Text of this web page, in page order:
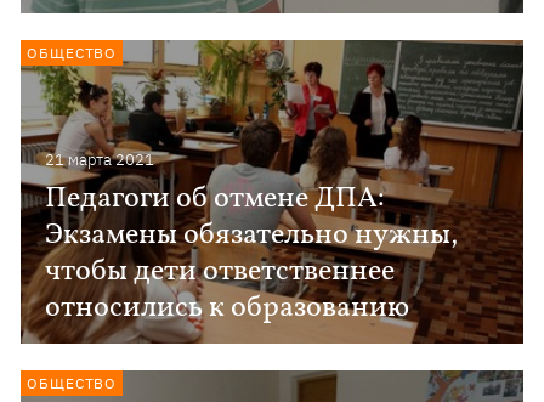
21 марта 2021
Педагоги об отмене ДПА:
Экзамены обязательно нужны,
чтобы дети ответственнее
относились к образованию
ОБЩЕСТВО
ОБЩЕСТВО